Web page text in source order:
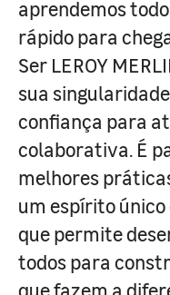
aprendemos
rápido para
Ser LEROY
sua
confiança para
colaborativa. É
melhores
um espírito
que permite
todos para
que fazem a